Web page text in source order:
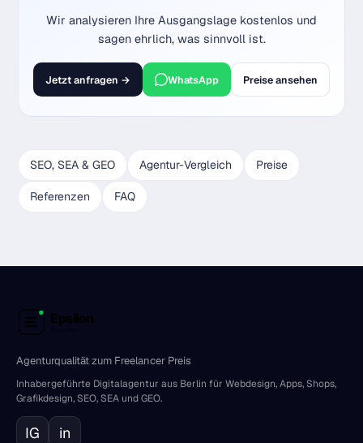
Wir analysieren Ihre Ausgangslage kostenlos und
sagen ehrlich, was sinnvoll ist.
Jetzt anfragen → WhatsApp Preise ansehen
SEO, SEA & GEO Agentur-Vergleich Preise
Referenzen FAQ
Agenturqualität zum Freelancer Preis
Inhabergeführte Digitalagentur aus Berlin für Webdesign, Apps, Shops,
Grafikdesign, SEO, SEA und GEO.
IG in